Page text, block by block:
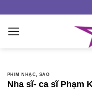
content
PHIM NHẠC ,SAO
Nha sĩ- ca sĩ Phạm